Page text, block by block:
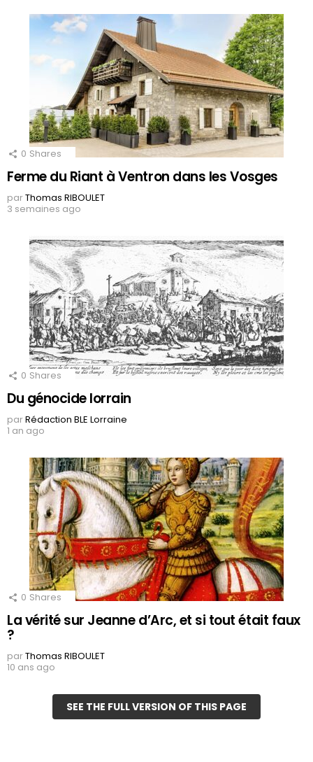
0 Shares
Ferme du Riant à Ventron dans les Vosges
parThomas RIBOULET
3 semaines ago
0 Shares
Du génocide lorrain
parRédaction BLE Lorraine
1 an ago
0 Shares
La vérité sur Jeanne d’Arc, et si tout était faux
?
parThomas RIBOULET
10 ans ago
SEE THE FULL VERSION OF THIS PAGE